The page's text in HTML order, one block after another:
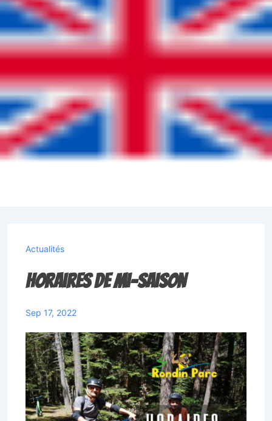
Actualités
Horaires de mi-saison
Sep 17, 2022